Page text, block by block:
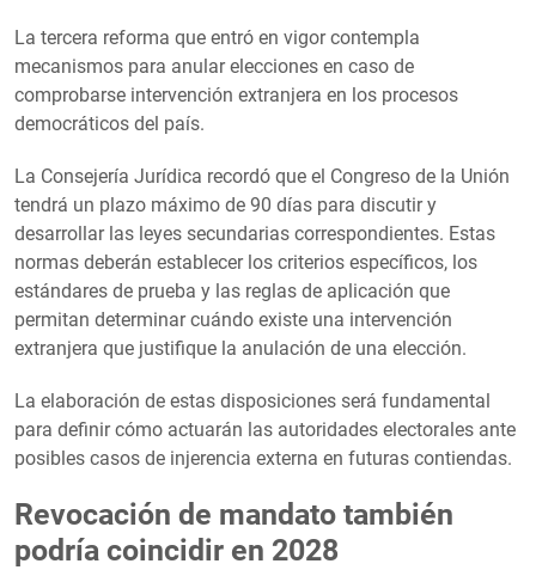
La tercera reforma que entró en vigor contempla
mecanismos para anular elecciones en caso de
comprobarse intervención extranjera en los procesos
democráticos del país.
La Consejería Jurídica recordó que el Congreso de la Unión
tendrá un plazo máximo de 90 días para discutir y
desarrollar las leyes secundarias correspondientes. Estas
normas deberán establecer los criterios específicos, los
estándares de prueba y las reglas de aplicación que
permitan determinar cuándo existe una intervención
extranjera que justifique la anulación de una elección.
La elaboración de estas disposiciones será fundamental
para definir cómo actuarán las autoridades electorales ante
posibles casos de injerencia externa en futuras contiendas.
Revocación de mandato también
podría coincidir en 2028